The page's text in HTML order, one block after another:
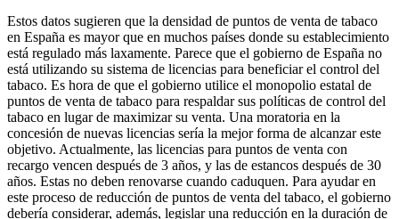
Estos datos sugieren que la densidad de puntos de venta de tabaco
en España es mayor que en muchos países donde su establecimiento
está regulado más laxamente. Parece que el gobierno de España no
está utilizando su sistema de licencias para beneficiar el control del
tabaco. Es hora de que el gobierno utilice el monopolio estatal de
puntos de venta de tabaco para respaldar sus políticas de control del
tabaco en lugar de maximizar su venta. Una moratoria en la
concesión de nuevas licencias sería la mejor forma de alcanzar este
objetivo. Actualmente, las licencias para puntos de venta con
recargo vencen después de 3 años, y las de estancos después de 30
años. Estas no deben renovarse cuando caduquen. Para ayudar en
este proceso de reducción de puntos de venta del tabaco, el gobierno
debería considerar, además, legislar una reducción en la duración de